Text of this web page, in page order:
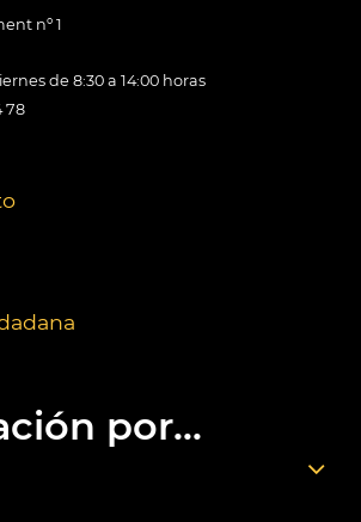
nº 1
de 8:30 a 14:00 horas
78
por...